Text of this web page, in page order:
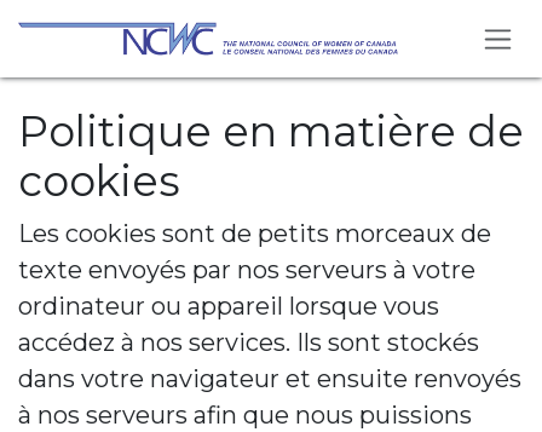
Se rendre au contenu
Politique en matière de
cookies
Les cookies sont de petits morceaux de
texte envoyés par nos serveurs à votre
ordinateur ou appareil lorsque vous
accédez à nos services. Ils sont stockés
dans votre navigateur et ensuite renvoyés
à nos serveurs afin que nous puissions